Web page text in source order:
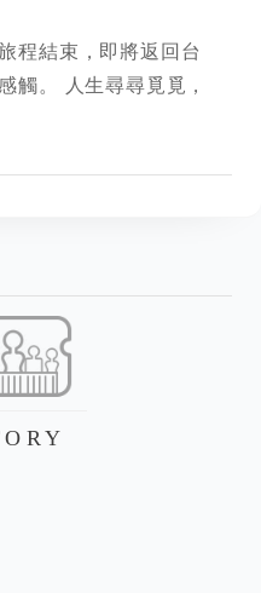
程結束，即將返回台
觸。 人生尋尋覓覓，